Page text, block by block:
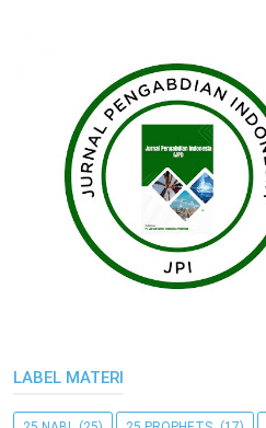
LABEL MATERI